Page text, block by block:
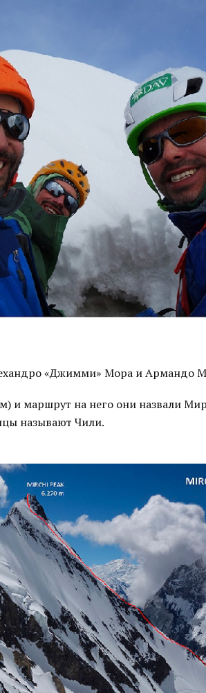
«Джимми» Мора и Армандо
и маршрут на него они назвали
называют Чили.